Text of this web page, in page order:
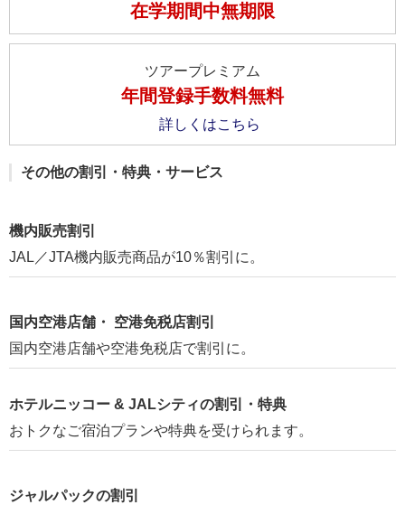
在学期間中無期限
ツアープレミアム
年間登録手数料無料
詳しくはこちら
その他の割引・特典・サービス
機内販売割引
JAL／JTA機内販売商品が10％割引に。
国内空港店舗・ 空港免税店割引
国内空港店舗や空港免税店で割引に。
ホテルニッコー & JALシティの割引・特典
おトクなご宿泊プランや特典を受けられます。
ジャルパックの割引